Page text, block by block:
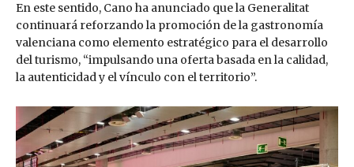
En este sentido, Cano ha anunciado que la Generalitat
continuará reforzando la promoción de la gastronomía
valenciana como elemento estratégico para el desarrollo
del turismo, “impulsando una oferta basada en la calidad,
la autenticidad y el vínculo con el territorio”.